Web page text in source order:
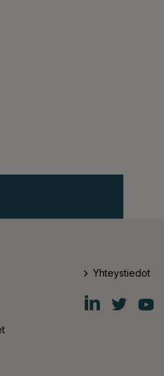
Yhteystiedot
Fiskars
Group
Fiskars
Group
Fiskars
Group